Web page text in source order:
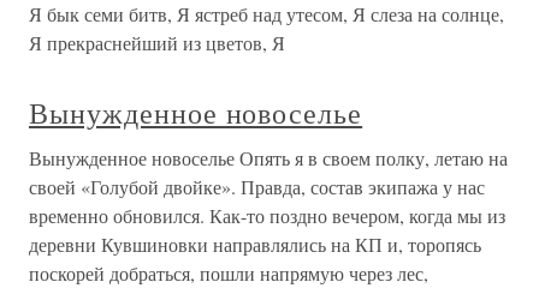
Я бык семи битв, Я ястреб над утесом, Я слеза на солнце,
Я прекраснейший из цветов, Я
Вынужденное новоселье
Вынужденное новоселье Опять я в своем полку, летаю на
своей «Голубой двойке». Правда, состав экипажа у нас
временно обновился. Как-то поздно вечером, когда мы из
деревни Кувшиновки направлялись на КП и, торопясь
поскорей добраться, пошли напрямую через лес,